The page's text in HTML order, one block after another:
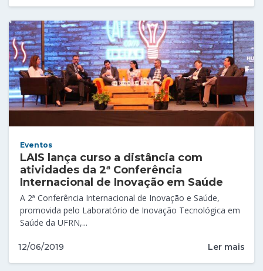
Eventos
LAIS lança curso a distância com
atividades da 2ª Conferência
Internacional de Inovação em Saúde
A 2ª Conferência Internacional de Inovação e Saúde,
promovida pelo Laboratório de Inovação Tecnológica em
Saúde da UFRN,...
12/06/2019 Ler mais